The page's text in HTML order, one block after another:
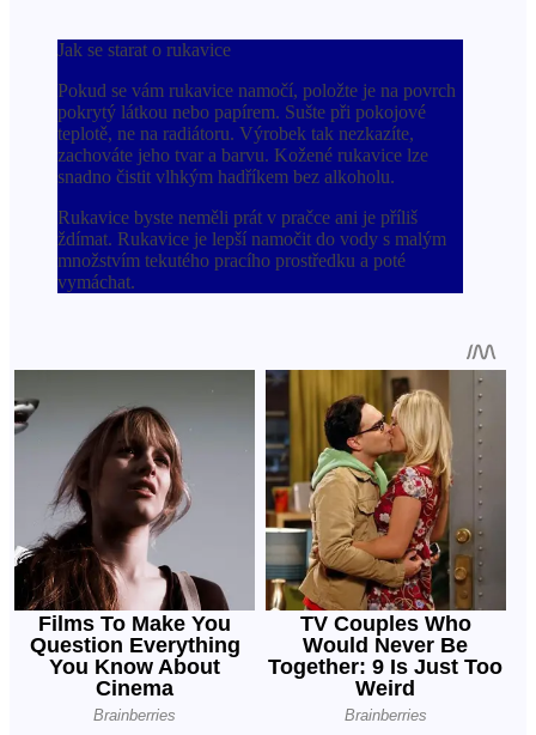
Jak se starat o rukavice
Pokud se vám rukavice namočí, položte je na povrch
pokrytý látkou nebo papírem. Sušte při pokojové
teplotě, ne na radiátoru. Výrobek tak nezkazíte,
zachováte jeho tvar a barvu. Kožené rukavice lze
snadno čistit vlhkým hadříkem bez alkoholu.
Rukavice byste neměli prát v pračce ani je příliš
ždímat. Rukavice je lepší namočit do vody s malým
množstvím tekutého pracího prostředku a poté
vymáchat.